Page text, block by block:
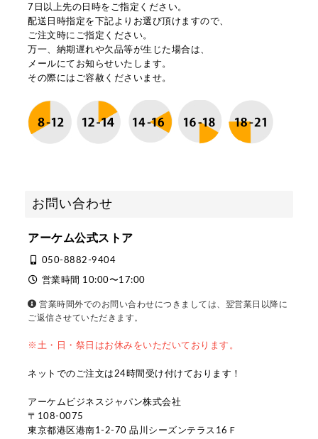
7日以上先の日時をご指定ください。
配送日時指定を下記よりお選び頂けますので、
ご注文時にご指定ください。
万一、納期遅れや欠品等が生じた場合は、
メールにてお知らせいたします。
その際にはご容赦くださいませ。
お問い合わせ
アーケム公式ストア
050-8882-9404
営業時間 10:00〜17:00
営業時間外でのお問い合わせにつきましては、翌営業日以降に
ご返信させていただきます。
※土・日・祭日はお休みをいただいております。
ネットでのご注文は24時間受け付けております！
アーケムビジネスジャパン株式会社
〒108-0075
東京都港区港南1-2-70 品川シーズンテラス16Ｆ